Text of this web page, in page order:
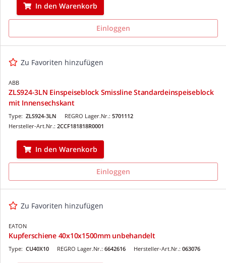
In den Warenkorb
Einloggen
Zu Favoriten hinzufügen
ABB
ZLS924-3LN Einspeiseblock Smissline Standardeinspeiseblock
mit Innensechskant
REGRO Lager.Nr.: 5701112
Type: ZLS924-3LN
Hersteller-Art.Nr.: 2CCF181818R0001
In den Warenkorb
Einloggen
Zu Favoriten hinzufügen
EATON
Kupferschiene 40x10x1500mm unbehandelt
REGRO Lager.Nr.: 6642616
Type: CU40X10 Hersteller-Art.Nr.: 063076